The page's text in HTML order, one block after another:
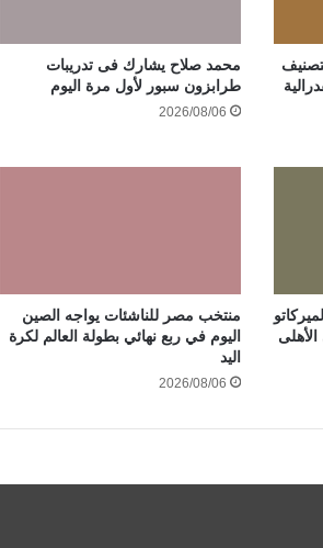
محمد صلاح يشارك فى تدريبات
طرابزون سبور لأول مرة اليوم
2026/08/06
منتخب مصر للناشئات يواجه الصين
اليوم في ربع نهائي بطولة العالم لكرة
اليد
2026/08/06